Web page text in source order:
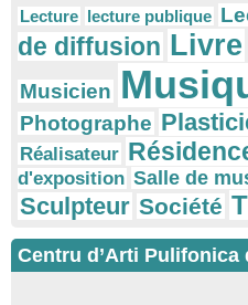
Lecture lecture publique
de diffusion Livre
Musicien
Photographe
Réalisateur
d'exposition Salle de
Sculpteur Société
Centru d’Arti Pulifonica